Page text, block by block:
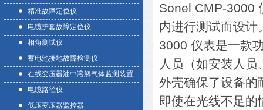
精准故障定位仪
电缆护套故障定位仪
相角测试仪
蓄电池接地故障检测仪
在线变压器油中溶解气体监测装置
电缆路径仪
低压变压器监控器
Sonel CMP-3000
内进行测试而设计
3000 仪表是一款
人员（如安装人
外壳确保了设备的
即使在光线不足的